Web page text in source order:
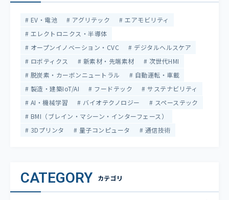
EV・電池 アグリテック
エアモビリティ
エレクトロニクス・半導体
オープンイノベーション・CVC
デジタルヘルスケア
ロボティクス
新素材・先端素材
次世代HMI
脱炭素・カーボンニュートラル
自動運転・車載
製造・建築IoT/AI
フードテック
サステナビリティ
AI・機械学習
バイオテクノロジー
スペーステック
BMI（ブレイン・マシーン・インターフェース）
3Dプリンタ
量子コンピュータ 通信技術
CATEGORY カテゴリ